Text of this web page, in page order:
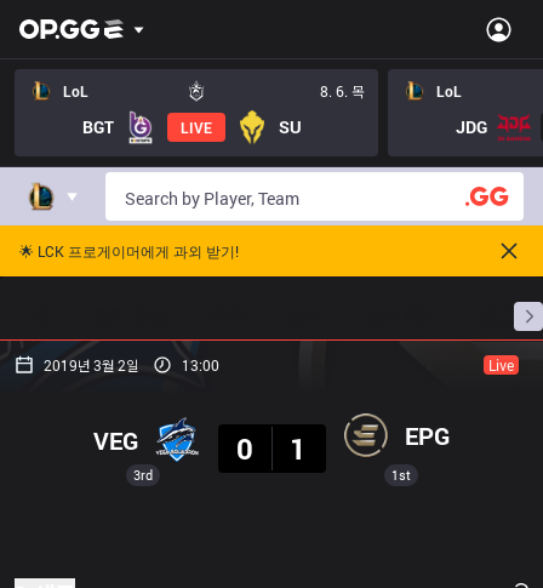
LoL 8. 6. 목
BGT LIVE SU
LoL
JDG
🌟 LCK 프로게이머에게 과외 받기!
프로빌
2019년 3월 2일 13:00 Live
3rd
VEG
0
1 EPG
1st